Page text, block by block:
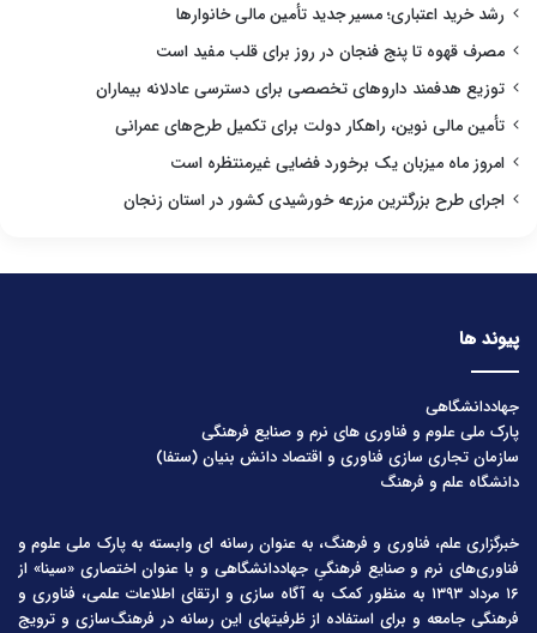
رشد خرید اعتباری؛ مسیر جدید تأمین مالی خانوارها
مصرف قهوه تا پنج فنجان در روز برای قلب مفید است
توزیع هدفمند داروهای تخصصی برای دسترسی عادلانه بیماران
تأمین مالی نوین، راهکار دولت برای تکمیل طرح‌های عمرانی
امروز ماه میزبان یک برخورد فضایی غیرمنتظره است
اجرای طرح بزرگترین مزرعه خورشیدی کشور در استان زنجان
پیوند ها
جهاددانشگاهی
پارک ملی علوم و فناوری های نرم و صنایع فرهنگی
سازمان تجاری سازی فناوری و اقتصاد دانش بنیان (ستفا)
دانشگاه علم و فرهنگ
خبرگزاری علم، فناوری و فرهنگ، به عنوان رسانه ای وابسته به پارک ملی علوم و
فناوری‌های نرم و صنایع فرهنگیِ جهاددانشگاهی و با عنوان اختصاری «سینا» از
۱۶ مرداد ۱۳۹۳ به منظور کمک به آگاه سازی و ارتقای اطلاعات علمی، فناوری و
فرهنگی جامعه و برای استفاده از ظرفیتهای این رسانه در فرهنگ‌سازی و ترویج